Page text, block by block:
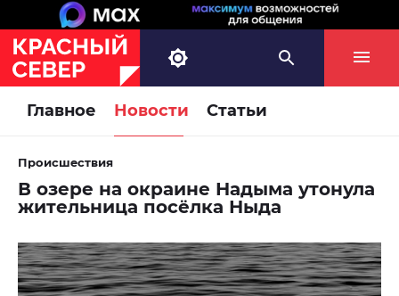
Главное Новости Статьи
Происшествия
В озере на окраине Надыма утонула
жительница посёлка Ныда